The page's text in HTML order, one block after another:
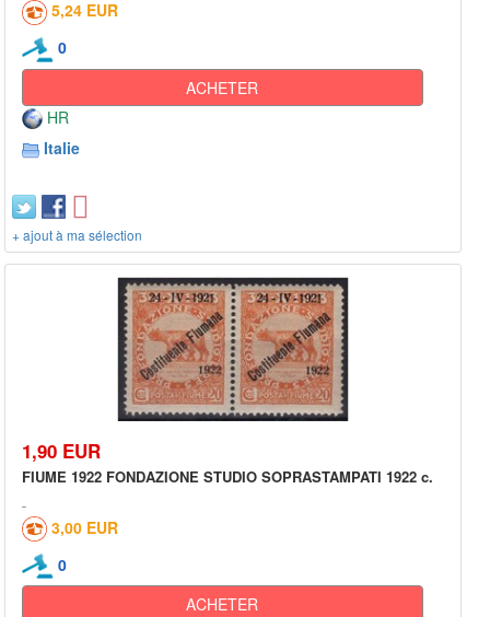
5,24 EUR
0
ACHETER
HR
Italie
+ ajout à ma sélection
1,90 EUR
FIUME 1922 FONDAZIONE STUDIO SOPRASTAMPATI 1922 c.
3,00 EUR
0
ACHETER